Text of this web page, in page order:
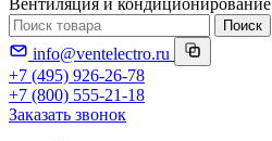
Вентиляция и кондиционирование
Поиск
info@ventelectro.ru
+7 (495) 926-26-78
+7 (800) 555-21-18
Заказать звонок